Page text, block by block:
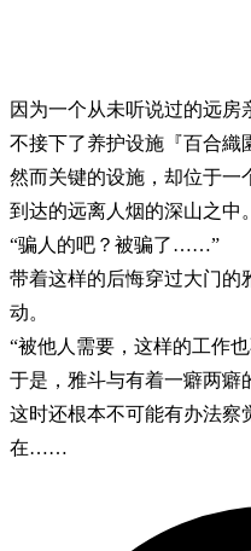
因为一个从未听说过的远
不接下了养护设施『百合織
然而关键的设施，却位于一
到达的远离人烟的深山之中。
“骗人的吧？被骗了……”
带着这样的后悔穿过大门的
动。
“被他人需要，这样的工作
于是，雅斗与有着一癖两癖
这时还根本不可能有办法察
在……